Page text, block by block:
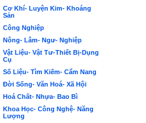
Cơ Khí- Luyện Kim- Khoáng
Sản
Công Nghiệp
Nông- Lâm- Ngư- Nghiệp
Vật Liệu- Vật Tư-Thiết Bị-Dụng
Cụ
Số Liệu- Tìm Kiếm- Cẩm Nang
Đời Sống- Văn Hoá- Xã Hội
Hoá Chất- Nhựa- Bao Bì
Khoa Học- Công Nghệ- Năng
Lượng